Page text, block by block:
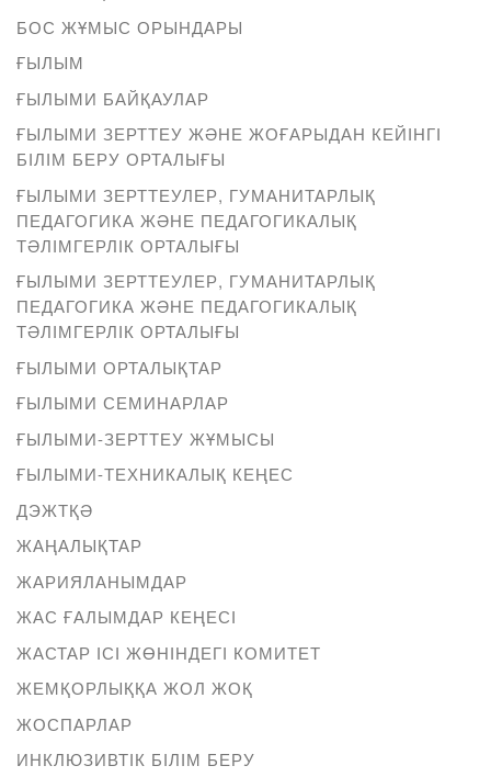
БОС ЖҰМЫС ОРЫНДАРЫ
ҒЫЛЫМ
ҒЫЛЫМИ БАЙҚАУЛАР
ҒЫЛЫМИ ЗЕРТТЕУ ЖӘНЕ ЖОҒАРЫДАН КЕЙІНГІ
БІЛІМ БЕРУ ОРТАЛЫҒЫ
ҒЫЛЫМИ ЗЕРТТЕУЛЕР, ГУМАНИТАРЛЫҚ
ПЕДАГОГИКА ЖӘНЕ ПЕДАГОГИКАЛЫҚ
ТӘЛІМГЕРЛІК ОРТАЛЫҒЫ
ҒЫЛЫМИ ЗЕРТТЕУЛЕР, ГУМАНИТАРЛЫҚ
ПЕДАГОГИКА ЖӘНЕ ПЕДАГОГИКАЛЫҚ
ТӘЛІМГЕРЛІК ОРТАЛЫҒЫ
ҒЫЛЫМИ ОРТАЛЫҚТАР
ҒЫЛЫМИ СЕМИНАРЛАР
ҒЫЛЫМИ-ЗЕРТТЕУ ЖҰМЫСЫ
ҒЫЛЫМИ-ТЕХНИКАЛЫҚ КЕҢЕС
ДЭЖТҚӘ
ЖАҢАЛЫҚТАР
ЖАРИЯЛАНЫМДАР
ЖАС ҒАЛЫМДАР КЕҢЕСІ
ЖАСТАР ІСІ ЖӨНІНДЕГІ КОМИТЕТ
ЖЕМҚОРЛЫҚҚА ЖОЛ ЖОҚ
ЖОСПАРЛАР
ИНКЛЮЗИВТІК БІЛІМ БЕРУ